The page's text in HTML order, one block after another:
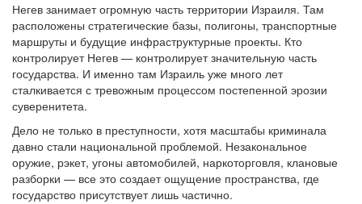
Негев занимает огромную часть территории Израиля. Там
расположены стратегические базы, полигоны, транспортные
маршруты и будущие инфраструктурные проекты. Кто
контролирует Негев — контролирует значительную часть
государства. И именно там Израиль уже много лет
сталкивается с тревожным процессом постепенной эрозии
суверенитета.
Дело не только в преступности, хотя масштабы криминала
давно стали национальной проблемой. Незакональное
оружие, рэкет, угоны автомобилей, наркоторговля, клановые
разборки — все это создает ощущение пространства, где
государство присутствует лишь частично.